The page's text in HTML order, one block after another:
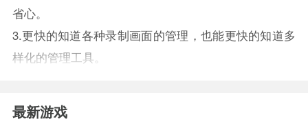
省心。
3.更快的知道各种录制画面的管理，也能更快的知道多
样化的管理工具。
最新游戏